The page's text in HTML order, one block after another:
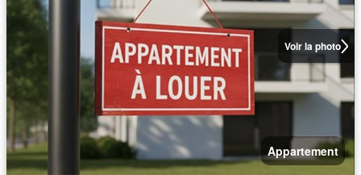
Voir la photo
Appartement